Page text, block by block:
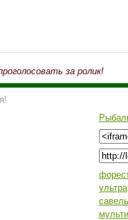
за ролик!
ультра,